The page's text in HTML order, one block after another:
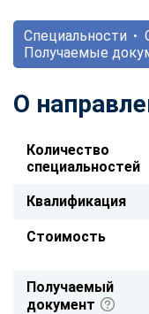
Специальности
Получаемые
О
Количество
специальностей
Квалификация
Стоимость
Получаемый
документ